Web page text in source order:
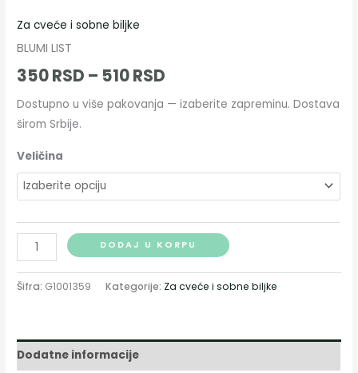
Za cveće i sobne biljke
BLUMI LIST
350RSD – 510RSD
Dostupno u više pakovanja — izaberite zapreminu. Dostava
širom Srbije.
Veličina
DODAJ U KORPU
Šifra: G1001359 Kategorije: Za cveće i sobne biljke
Dodatne informacije